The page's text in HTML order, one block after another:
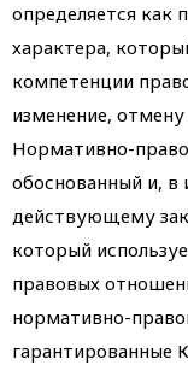
определяется как
характера,
компетенции
изменение,
Нормативно-
обоснованный и,
действующему
который
правовых
нормативно-
гарантированные